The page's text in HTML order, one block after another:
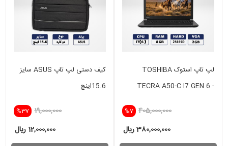
لپ تاپ استوک TOSHIBA
TECRA A50-C I7 GEN 6 -
8GB - 256 SSD -VGA 2 GB
%7 405,000,000
380,000,000 ریال
کیف دستی لپ تاپ ASUS سایز
15.6اینچ
%37 19,000,000
12,000,000 ریال